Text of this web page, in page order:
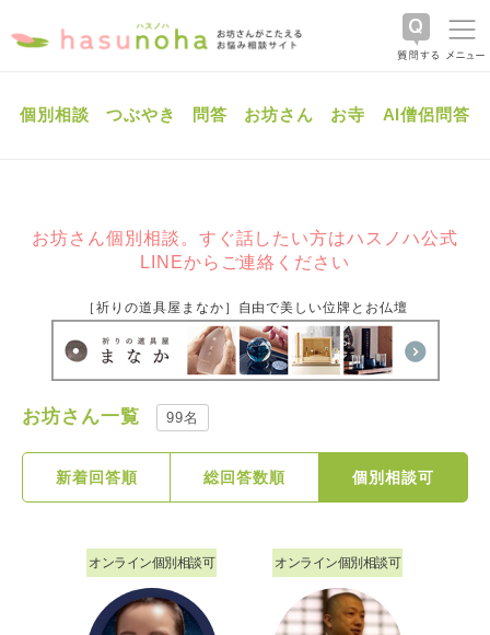
個別相談 つぶやき 問答 お坊さん お寺 AI僧侶問答
お坊さん個別相談。すぐ話したい方はハスノハ公式
LINEからご連絡ください
［祈りの道具屋まなか］自由で美しい位牌とお仏壇
お坊さん一覧 99名
新着回答順 総回答数順 個別相談可
オンライン個別相談可 オンライン個別相談可